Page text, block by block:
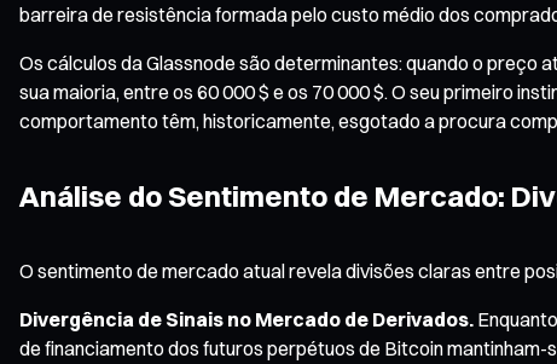
barreira de resistência formada pelo custo médio dos
Os cálculos da Glassnode são determinantes: quando o preço
sua maioria, entre os 60 000 $ e os 70 000 $. O seu primeiro
comportamento têm, historicamente, esgotado a procura
Análise do Sentimento de Mercado:
O sentimento de mercado atual revela divisões claras entre
Divergência de Sinais no Mercado de Derivados.
de financiamento dos futuros perpétuos de Bitcoin